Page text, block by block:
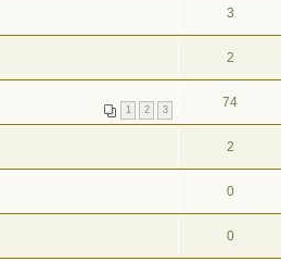
3
2
1 2 3 74
2
0
0